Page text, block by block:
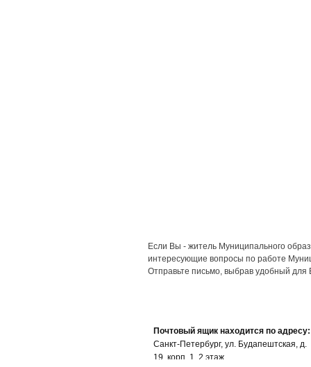
Если Вы - житель Муниципального
интересующие вопросы по работе
Отправьте письмо, выбрав удобный для
Почтовый ящик находится по адресу:
Санкт-Петербург, ул. Будапештская, д.
19, корп. 1, 2 этаж